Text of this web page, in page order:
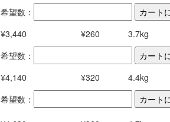
希望数：
¥3,440 ¥260
3.7kg
希望数：
¥4,140 ¥320
4.4kg
希望数：